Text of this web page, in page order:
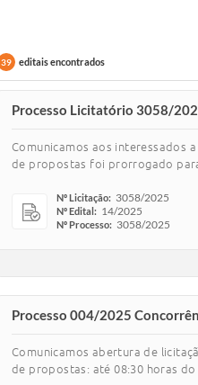
39 editais encontrados
Processo Licitatório 3058/
Comunicamos aos interessados
de propostas foi prorrogado
Nº Licitação: 3058/2025
Nº Edital: 14/2025
Nº Processo: 3058/2025
Processo 004/2025
Comunicamos abertura de
de propostas: até 08:30 horas do